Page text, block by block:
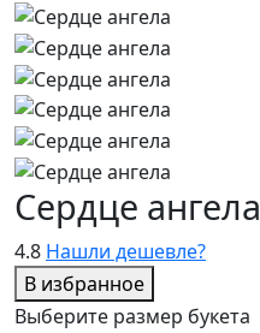
4.8 Нашли дешевле?
В избранное
Сердце ангела
Выберите размер букета